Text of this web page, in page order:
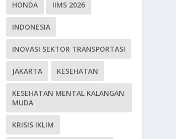
HONDA IIMS 2026
INDONESIA
INOVASI SEKTOR TRANSPORTASI
JAKARTA KESEHATAN
KESEHATAN MENTAL KALANGAN
MUDA
KRISIS IKLIM